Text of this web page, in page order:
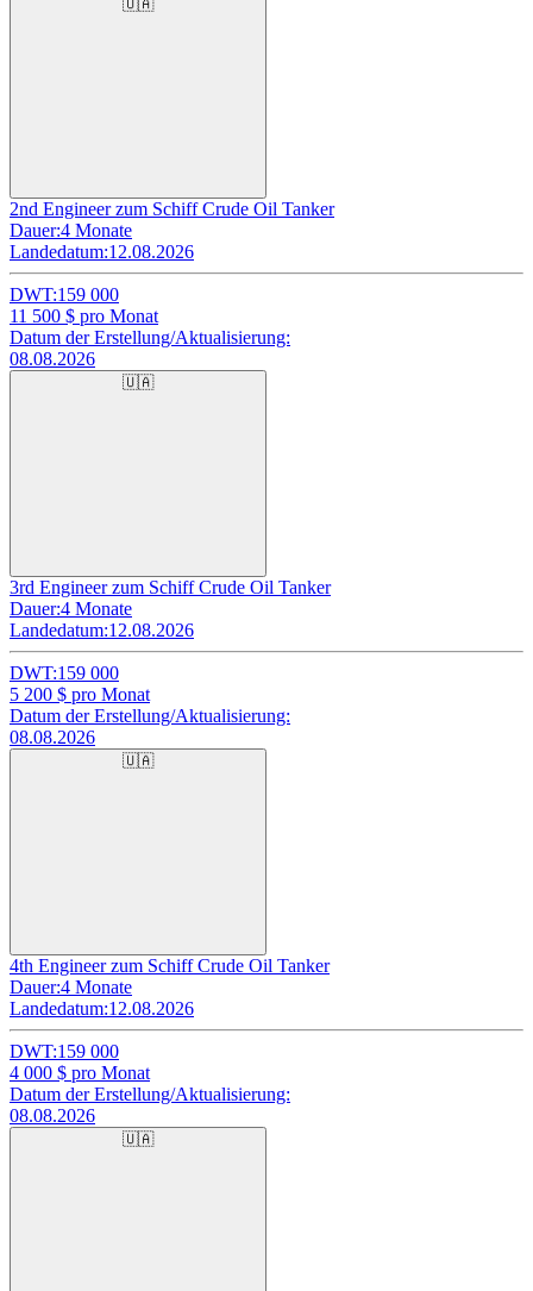
🇺🇦
2nd Engineer zum Schiff Crude Oil Tanker
Dauer:4 Monate
Landedatum:12.08.2026
DWT:159 000
11 500 $ pro Monat
Datum der Erstellung/Aktualisierung:
08.08.2026
🇺🇦
3rd Engineer zum Schiff Crude Oil Tanker
Dauer:4 Monate
Landedatum:12.08.2026
DWT:159 000
5 200 $ pro Monat
Datum der Erstellung/Aktualisierung:
08.08.2026
🇺🇦
4th Engineer zum Schiff Crude Oil Tanker
Dauer:4 Monate
Landedatum:12.08.2026
DWT:159 000
4 000 $ pro Monat
Datum der Erstellung/Aktualisierung:
08.08.2026
🇺🇦